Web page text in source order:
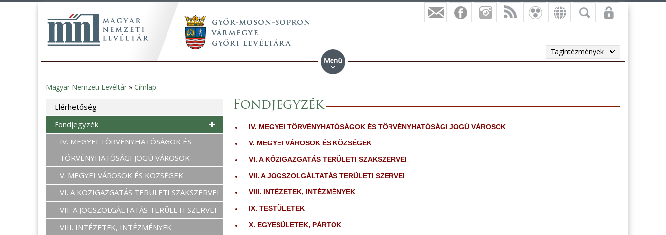
Tagintézmények
Jelenlegi
hely
Magyar Nemzeti Levéltár » Címlap
Fondjegyzék
IV. MEGYEI TÖRVÉNYHATÓSÁGOK ÉS TÖRVÉNYHATÓSÁGI JOGÚ VÁROSOK
V. MEGYEI VÁROSOK ÉS KÖZSÉGEK
VI. A KÖZIGAZGATÁS TERÜLETI SZAKSZERVEI
VII. A JOGSZOLGÁLTATÁS TERÜLETI SZERVEI
VIII. INTÉZETEK, INTÉZMÉNYEK
IX. TESTÜLETEK
X. EGYESÜLETEK, PÁRTOK
Elérhetőség
Fondjegyzék
IV. MEGYEI TÖRVÉNYHATÓSÁGOK ÉS
TÖRVÉNYHATÓSÁGI JOGÚ VÁROSOK
V. MEGYEI VÁROSOK ÉS KÖZSÉGEK
VI. A KÖZIGAZGATÁS TERÜLETI SZAKSZERVEI
VII. A JOGSZOLGÁLTATÁS TERÜLETI SZERVEI
VIII. INTÉZETEK, INTÉZMÉNYEK